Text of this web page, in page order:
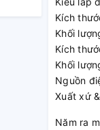
Kích
Khối
Kích
Khối
Nguồn
Xuất xứ
Năm ra